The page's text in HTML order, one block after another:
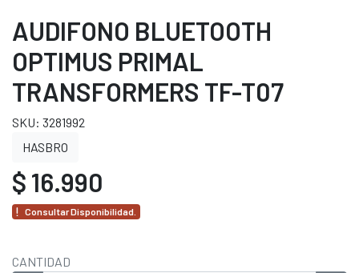
AUDIFONO BLUETOOTH
OPTIMUS PRIMAL
TRANSFORMERS TF-T07
SKU: 3281992
HASBRO
$ 16.990
Consultar Disponibilidad.
CANTIDAD